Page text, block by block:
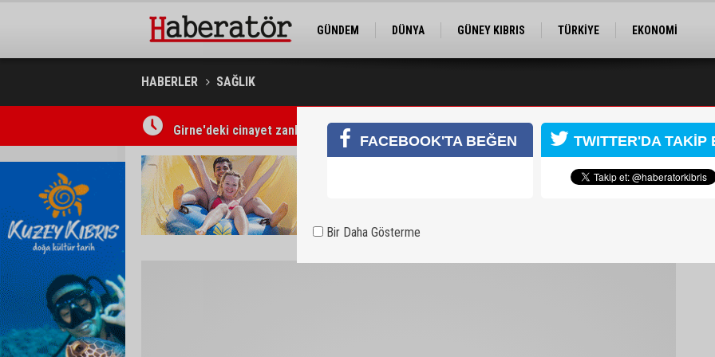
GÜNDEM DÜNYA GÜNEY KIBRIS TÜRKİYE
EKONOMİ
HABERLER SAĞLIK
Girne'deki cinayet zanlısı polis tarafından yakalandı
FACEBOOK'TA BEĞEN TWITTER'DA TAKİP
Bir Daha Gösterme